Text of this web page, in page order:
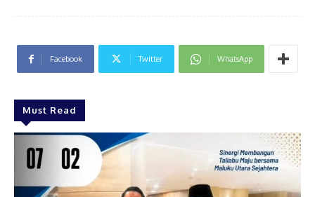
Facebook Twitter WhatsApp
Must Read